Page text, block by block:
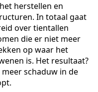
herstellen en
In totaal gaat
over tientallen
die er niet meer
op waar het
is. Het resultaat?
schaduw in de